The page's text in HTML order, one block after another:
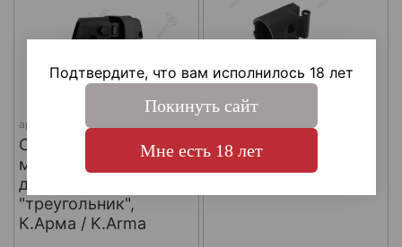
арт.
Складной шарнир
модульного приклада
для трубы приклада
"треугольник",
К.Арма / K.Arma
Адаптер приклада
АКСУ/АКС-74У,
Подтвердите, что вам исполнилось 18 лет
Покинуть сайт
Мне есть 18 лет